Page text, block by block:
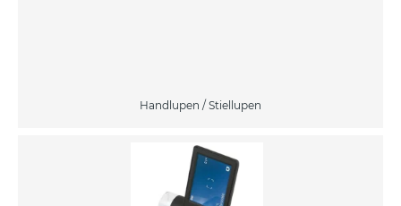
Handlupen / Stiellupen